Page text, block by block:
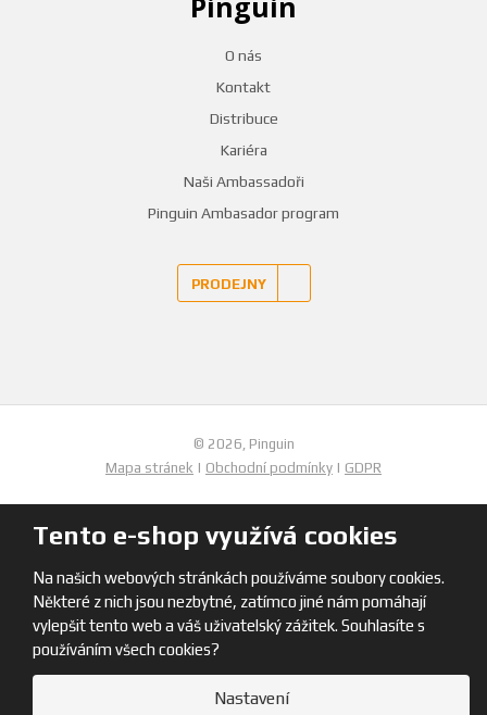
Tento e-shop využívá cookies
Na našich webových stránkách používáme soubory cookies.
Některé z nich jsou nezbytné, zatímco jiné nám pomáhají
vylepšit tento web a váš uživatelský zážitek. Souhlasíte s
používáním všech cookies?
Nastavení
O nás
Kontakt
Distribuce
Kariéra
Naši Ambassadoři
Pinguin Ambasador program
PRODEJNY
© 2026, Pinguin
Mapa stránek | Obchodní podmínky | GDPR